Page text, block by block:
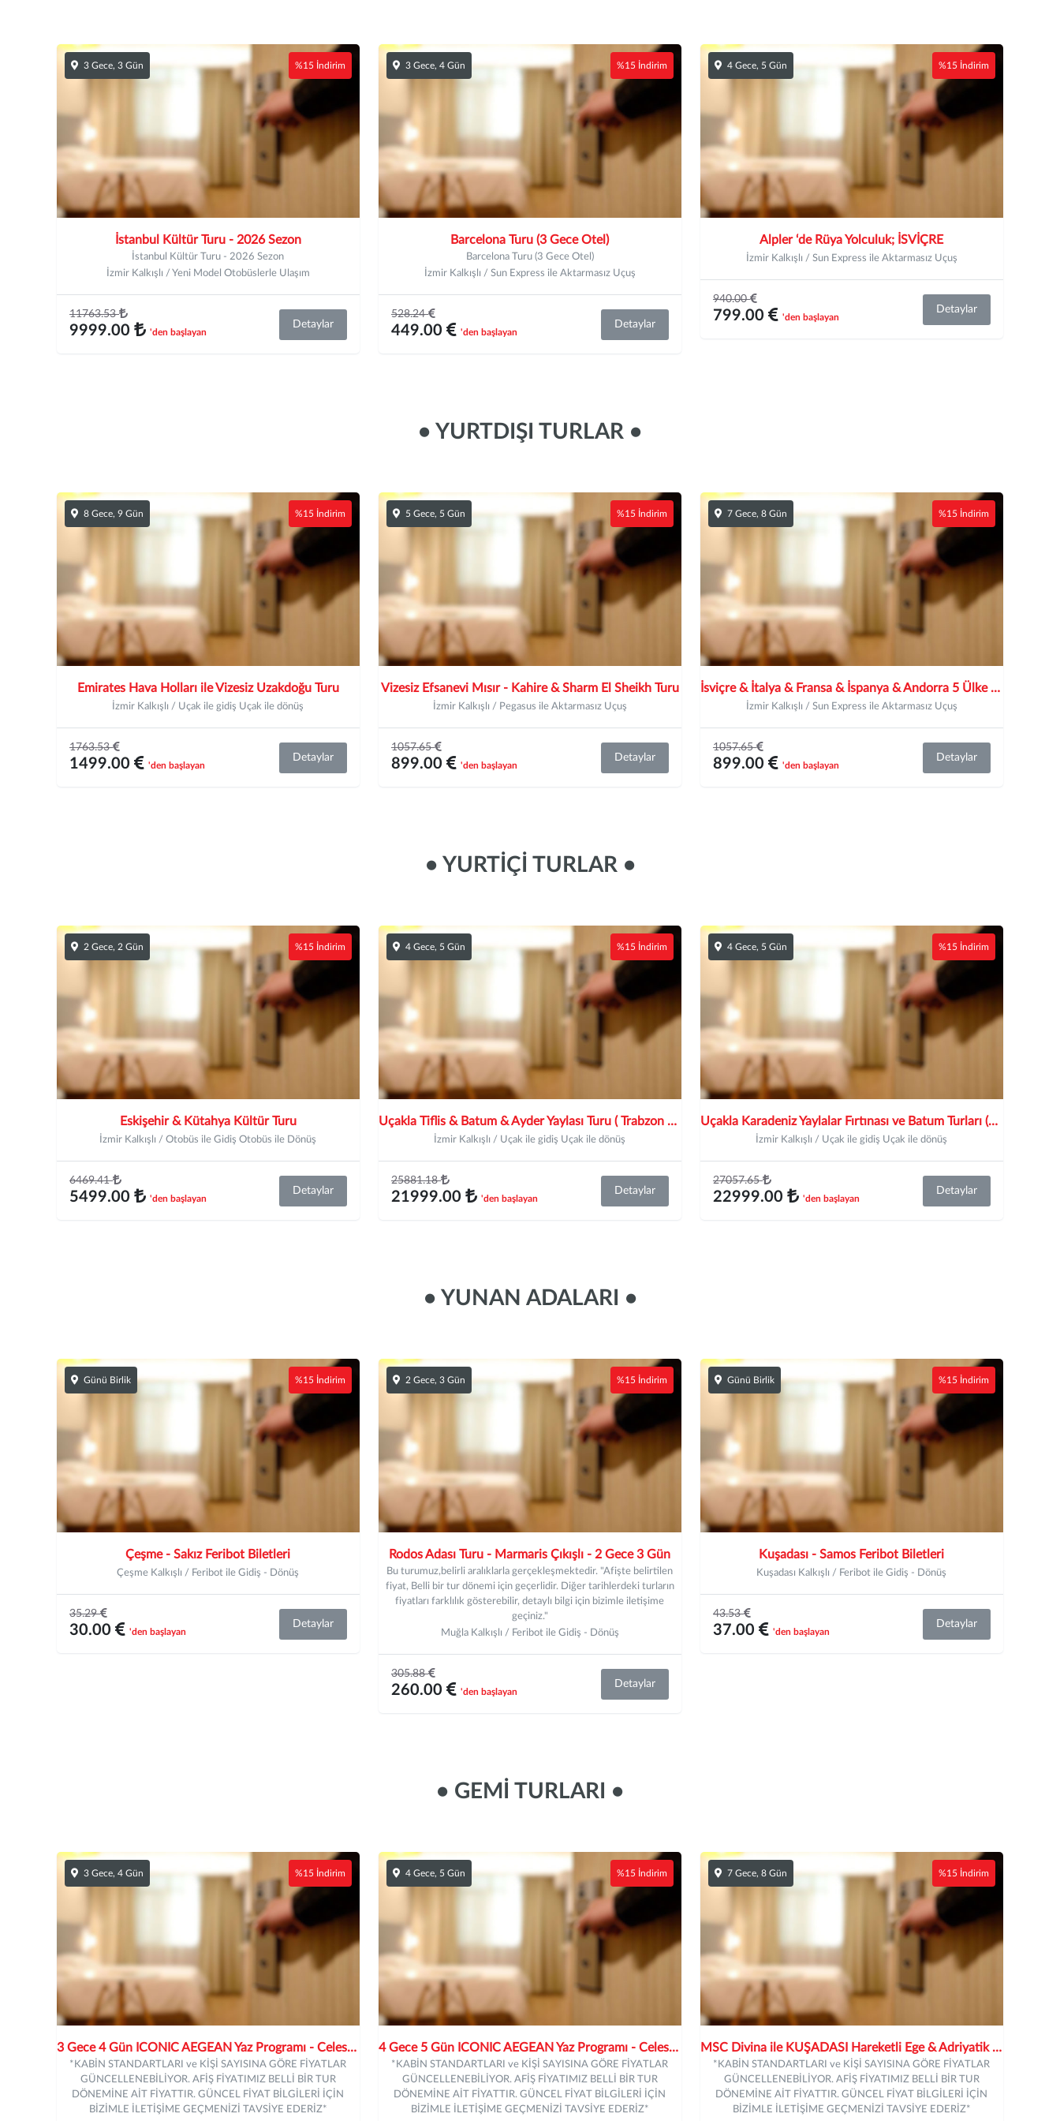
3 Gece, 3 Gün %15 İndirim
İstanbul Kültür Turu - 2026 Sezon
İstanbul Kültür Turu - 2026 Sezon
İzmir Kalkışlı / Yeni Model Otobüslerle Ulaşım
11763.53
9999.00 'den başlayan
Detaylar
3 Gece, 4 Gün %15 İndirim
Barcelona Turu (3 Gece Otel)
Barcelona Turu (3 Gece Otel)
İzmir Kalkışlı / Sun Express ile Aktarmasız Uçuş
528.24
449.00 'den başlayan
Detaylar
4 Gece, 5 Gün %15 İndirim
Alpler ‘de Rüya Yolculuk; İSVİÇRE
İzmir Kalkışlı / Sun Express ile Aktarmasız Uçuş
940.00
799.00 'den başlayan
Detaylar
• YURTDIŞI TURLAR •
8 Gece, 9 Gün %15 İndirim
Emirates Hava Holları ile Vizesiz Uzakdoğu Turu
İzmir Kalkışlı / Uçak ile gidiş Uçak ile dönüş
1763.53
1499.00 'den başlayan
Detaylar
5 Gece, 5 Gün %15 İndirim
Vizesiz Efsanevi Mısır - Kahire & Sharm El Sheikh Turu
İzmir Kalkışlı / Pegasus ile Aktarmasız Uçuş
1057.65
899.00 'den başlayan
Detaylar
7 Gece, 8 Gün %15 İndirim
İsviçre & İtalya & Fransa & İspanya & Andorra 5 Ülke 15 Şehir Turu
İzmir Kalkışlı / Sun Express ile Aktarmasız Uçuş
1057.65
899.00 'den başlayan
Detaylar
• YURTİÇİ TURLAR •
2 Gece, 2 Gün %15 İndirim
Eskişehir & Kütahya Kültür Turu
İzmir Kalkışlı / Otobüs ile Gidiş Otobüs ile Dönüş
6469.41
5499.00 'den başlayan
Detaylar
4 Gece, 5 Gün %15 İndirim
Uçakla Tiflis & Batum & Ayder Yaylası Turu ( Trabzon başlar, Rize Biter )
İzmir Kalkışlı / Uçak ile gidiş Uçak ile dönüş
25881.18
21999.00 'den başlayan
Detaylar
4 Gece, 5 Gün %15 İndirim
Uçakla Karadeniz Yaylalar Fırtınası ve Batum Turları (Trabzon başlar, Samsun biter)
İzmir Kalkışlı / Uçak ile gidiş Uçak ile dönüş
27057.65
22999.00 'den başlayan
Detaylar
• YUNAN ADALARI •
Günü Birlik %15 İndirim
Çeşme - Sakız Feribot Biletleri
Çeşme Kalkışlı / Feribot ile Gidiş - Dönüş
35.29
30.00 'den başlayan
Detaylar
2 Gece, 3 Gün %15 İndirim
Rodos Adası Turu - Marmaris Çıkışlı - 2 Gece 3 Gün
Bu turumuz,belirli aralıklarla gerçekleşmektedir. "Afişte belirtilen
fiyat, Belli bir tur dönemi için geçerlidir. Diğer tarihlerdeki turların
fiyatları farklılık gösterebilir, detaylı bilgi için bizimle iletişime
geçiniz."
Muğla Kalkışlı / Feribot ile Gidiş - Dönüş
305.88
260.00 'den başlayan
Detaylar
Günü Birlik %15 İndirim
Kuşadası - Samos Feribot Biletleri
Kuşadası Kalkışlı / Feribot ile Gidiş - Dönüş
43.53
37.00 'den başlayan
Detaylar
• GEMİ TURLARI •
3 Gece, 4 Gün %15 İndirim
3 Gece 4 Gün ICONIC AEGEAN Yaz Programı - Celestyal Discovery
*KABİN STANDARTLARI ve KİŞİ SAYISINA GÖRE FİYATLAR
GÜNCELLENEBİLİYOR. AFİŞ FİYATIMIZ BELLİ BİR TUR
DÖNEMİNE AİT FİYATTIR. GÜNCEL FİYAT BİLGİLERİ İÇİN
BİZİMLE İLETİŞİME GEÇMENİZİ TAVSİYE EDERİZ*
4 Gece, 5 Gün %15 İndirim
4 Gece 5 Gün ICONIC AEGEAN Yaz Programı - Celestyal Discovery
*KABİN STANDARTLARI ve KİŞİ SAYISINA GÖRE FİYATLAR
GÜNCELLENEBİLİYOR. AFİŞ FİYATIMIZ BELLİ BİR TUR
DÖNEMİNE AİT FİYATTIR. GÜNCEL FİYAT BİLGİLERİ İÇİN
BİZİMLE İLETİŞİME GEÇMENİZİ TAVSİYE EDERİZ*
7 Gece, 8 Gün %15 İndirim
MSC Divina ile KUŞADASI Hareketli Ege & Adriyatik 7 Gece - 2026
*KABİN STANDARTLARI ve KİŞİ SAYISINA GÖRE FİYATLAR
GÜNCELLENEBİLİYOR. AFİŞ FİYATIMIZ BELLİ BİR TUR
DÖNEMİNE AİT FİYATTIR. GÜNCEL FİYAT BİLGİLERİ İÇİN
BİZİMLE İLETİŞİME GEÇMENİZİ TAVSİYE EDERİZ*